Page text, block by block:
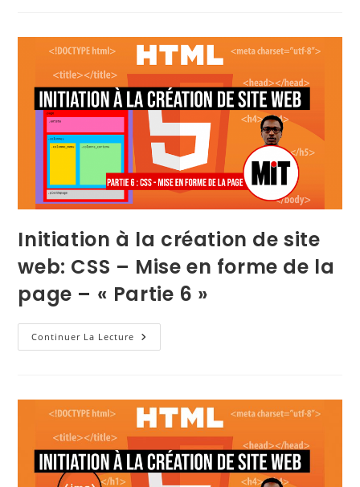
Initiation à la création de site
web: CSS – Mise en forme de la
page – « Partie 6 »
Continuer La Lecture